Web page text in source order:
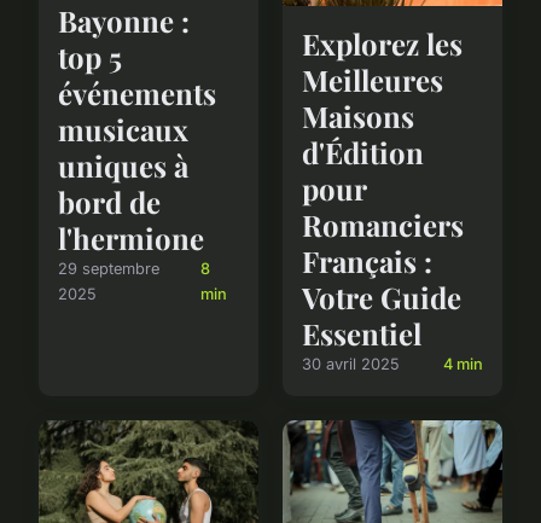
Bayonne :
top 5
événements
musicaux
uniques à
bord de
l'hermione
29 septembre
2025
8
min
Explorez les
Meilleures
Maisons
d'Édition
pour
Romanciers
Français :
Votre Guide
Essentiel
30 avril 2025 4 min